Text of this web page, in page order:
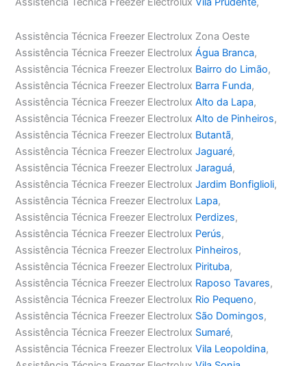
Assistência Técnica Freezer Electrolux Zona Oeste
Assistência Técnica Freezer ElectroluxÁgua Branca,
Assistência Técnica Freezer Electrolux Bairro do Limão,
Assistência Técnica Freezer Electrolux Barra Funda,
Assistência Técnica Freezer ElectroluxAlto da Lapa,
Assistência Técnica Freezer ElectroluxAlto de Pinheiros,
Assistência Técnica Freezer Electrolux Butantã,
Assistência Técnica Freezer ElectroluxJaguaré,
Assistência Técnica Freezer ElectroluxJaraguá,
Assistência Técnica Freezer ElectroluxJardim Bonfiglioli,
Assistência Técnica Freezer Electrolux Lapa,
Assistência Técnica Freezer Electrolux Perdizes,
Assistência Técnica Freezer Electrolux Perús,
Assistência Técnica Freezer Electrolux Pinheiros,
Assistência Técnica Freezer Electrolux Pirituba,
Assistência Técnica Freezer Electrolux Raposo Tavares,
Assistência Técnica Freezer Electrolux Rio Pequeno,
Assistência Técnica Freezer Electrolux São Domingos,
Assistência Técnica Freezer Electrolux Sumaré,
Assistência Técnica Freezer ElectroluxVila Leopoldina,